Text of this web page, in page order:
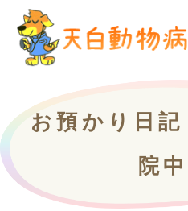
お預かり日
院中